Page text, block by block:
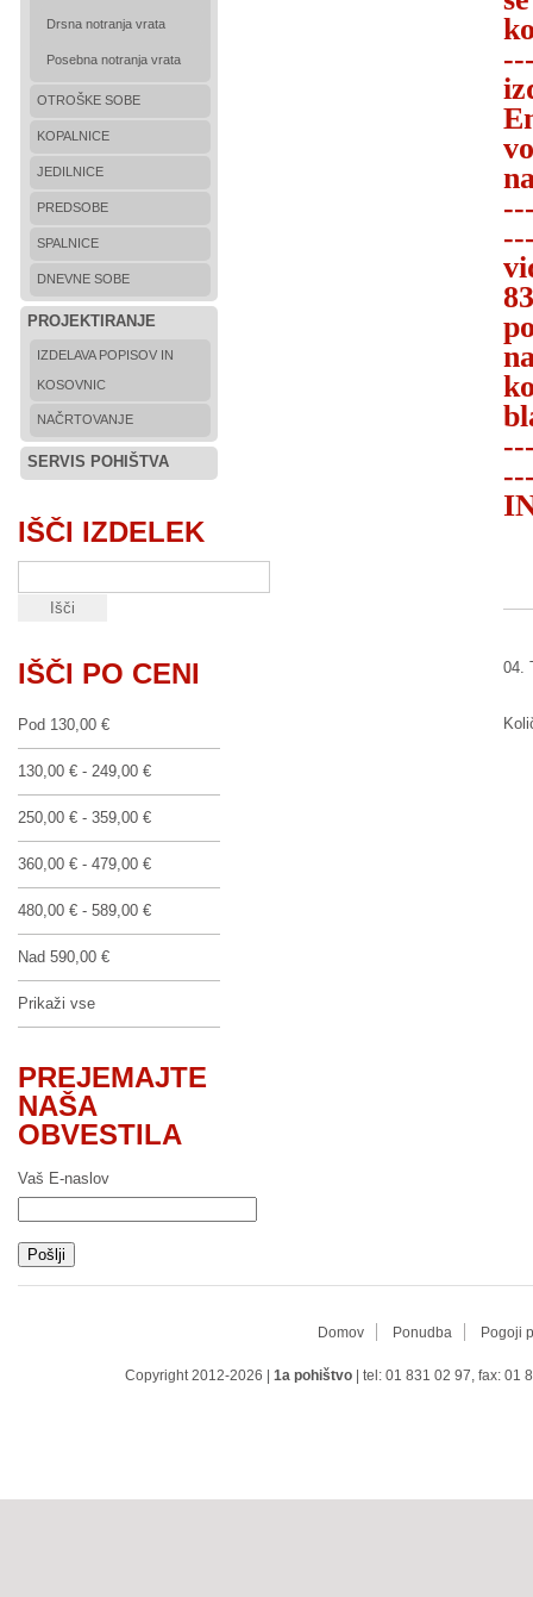
04.
Drsna notranja vrata
Posebna notranja vrata
OTROŠKE SOBE
KOPALNICE
JEDILNICE
PREDSOBE
SPALNICE
DNEVNE SOBE
PROJEKTIRANJE
IZDELAVA POPISOV IN
KOSOVNIC
NAČRTOVANJE
SERVIS POHIŠTVA
IŠČI IZDELEK
IŠČI PO CENI
Pod 130,00 €
130,00 € - 249,00 €
250,00 € - 359,00 €
360,00 € - 479,00 €
480,00 € - 589,00 €
Nad 590,00 €
Prikaži vse
PREJEMAJTE
NAŠA
OBVESTILA
Vaš E-naslov
Domov Ponudba Pogoji
Copyright 2012-2026 | 1a pohištvo | tel: 01 831 02 97, fax: 01